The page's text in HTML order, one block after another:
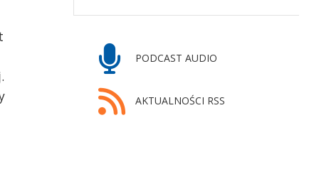
PODCAST AUDIO
AKTUALNOŚCI RSS